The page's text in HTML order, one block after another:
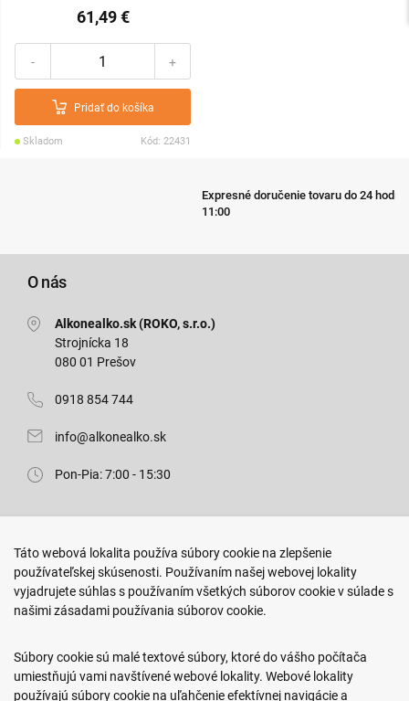
61,49 €
- +
Pridať do košíka
Skladom Kód: 22431
Expresné doručenie tovaru do 24 hodín pri objednávke do
O nás
Alkonealko.sk (ROKO, s.r.o.)
Strojnícka 18
080 01 Prešov
0918 854 744
info@alkonealko.sk
Pon-Pia: 7:00 - 15:30
Arm. gen. Svobodu 23/A
080 01 Prešov
0917 466 578
sekcovpredajna@doroka.sk
Pon-Ned: 9:00 - 20:00
Táto webová lokalita používa súbory cookie na zlepšenie
používateľskej skúsenosti. Používaním našej webovej lokality
vyjadrujete súhlas s používaním všetkých súborov cookie v súlade s
našimi zásadami používania súborov cookie.
Súbory cookie sú malé textové súbory, ktoré do vášho počítača
umiestňujú vami navštívené webové lokality. Webové lokality
používajú súbory cookie na uľahčenie efektívnej navigácie a